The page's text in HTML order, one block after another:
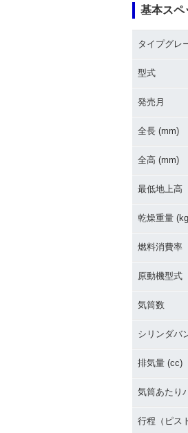
基本スペ
タイプグレ
型式
発売月
全長 (mm)
全高 (mm)
最低地上高
乾燥重量
燃料消費率
原動機型式
気筒数
シリンダバ
排気量 (cc)
気筒あたり
行程（ピス